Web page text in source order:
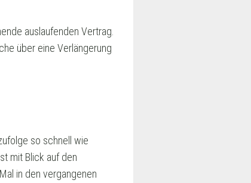
auslaufenden Vertrag.
über eine Verlängerung
so schnell wie
mit Blick auf den
in den vergangenen